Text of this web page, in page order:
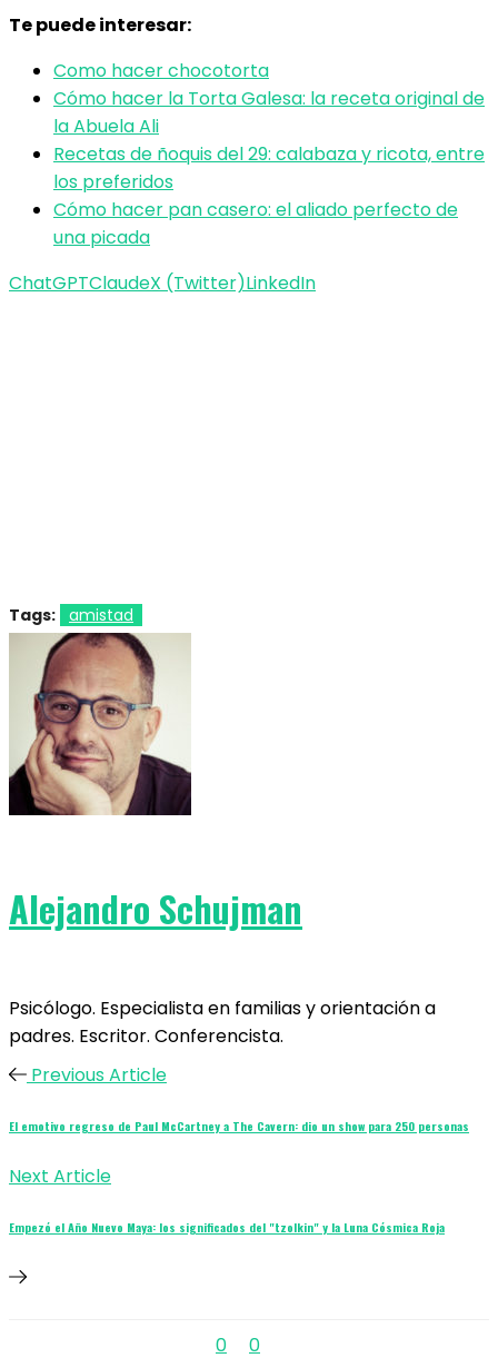
Te puede interesar:
Como hacer chocotorta
Cómo hacer la Torta Galesa: la receta original de
la Abuela Ali
Recetas de ñoquis del 29: calabaza y ricota, entre
los preferidos
Cómo hacer pan casero: el aliado perfecto de
una picada
ChatGPTClaudeX (Twitter)LinkedIn
Tags: amistad
Alejandro Schujman
Psicólogo. Especialista en familias y orientación a
padres. Escritor. Conferencista.
Previous Article
El emotivo regreso de Paul McCartney a The Cavern: dio un show para 250 personas
Next Article
Empezó el Año Nuevo Maya: los significados del "tzolkin" y la Luna Cósmica Roja
0 0